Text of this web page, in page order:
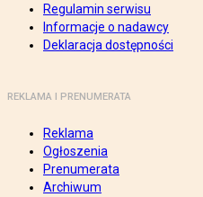
Regulamin serwisu
Informacje o nadawcy
Deklaracja dostępności
REKLAMA I PRENUMERATA
Reklama
Ogłoszenia
Prenumerata
Archiwum